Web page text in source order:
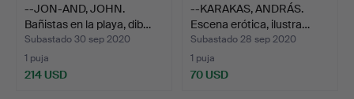
--JON-AND, JOHN.
Bañistas en la playa, dib…
Subastado 30 sep 2020
1 puja
214 USD
--KARAKAS, ANDRÁS.
Escena erótica, ilustra…
Subastado 28 sep 2020
1 puja
70 USD